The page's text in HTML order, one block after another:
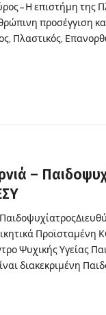
– Η επιστήμη της
προσέγγιση
Πλαστικός,
–
Προϊσταμένη
Ψυχικής Υγείας
διακεκριμένη